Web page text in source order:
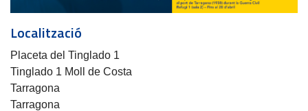
Localització
Placeta del Tinglado 1
Tinglado 1 Moll de Costa
Tarragona
Tarragona